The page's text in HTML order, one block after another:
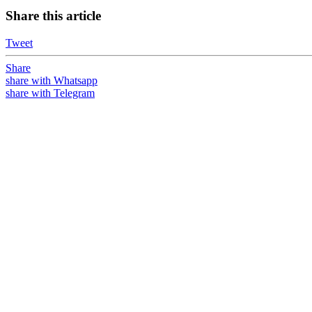
Share this article
Tweet
Share
share with Whatsapp
share with Telegram